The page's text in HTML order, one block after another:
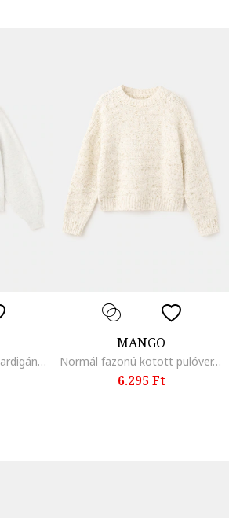
Kerek nyakú gombos kardigán, Melange világosszürke
MANGO
Normál fazonú kötött pulóver, Világosbézs
6.295 Ft